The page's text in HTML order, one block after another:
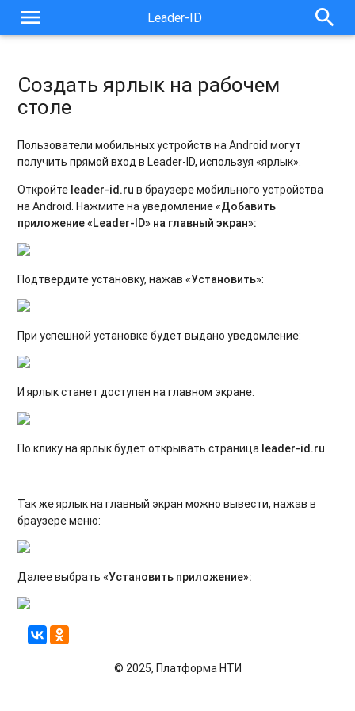
menu Leader-ID search
Создать ярлык на рабочем
столе
Пользователи мобильных устройств на Android могут
получить прямой вход в Leader-ID, используя «ярлык».
Откройте leader-id.ru в браузере мобильного устройства
на Android. Нажмите на уведомление«Добавить
приложение «Leader-ID» на главный экран»:
Подтвердите установку, нажав«Установить»:
При успешной установке будет выдано уведомление:
И ярлык станет доступен на главном экране:
По клику на ярлык будет открывать страница leader-id.ru
Так же ярлык на главный экран можно вывести, нажав в
браузере меню:
Далее выбрать«Установить приложение»:
© 2025, Платформа НТИ